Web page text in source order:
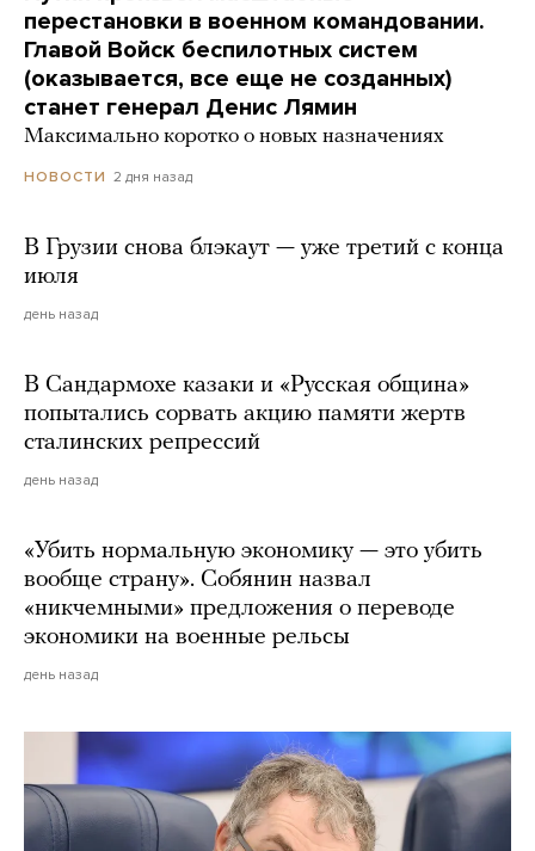
перестановки в военном командовании.
Главой Войск беспилотных систем
(оказывается, все еще не созданных)
станет генерал Денис Лямин
Максимально коротко о новых назначениях
НОВОСТИ 2 дня назад
В Грузии снова блэкаут — уже третий с конца
июля
день назад
В Сандармохе казаки и «Русская община»
попытались сорвать акцию памяти жертв
сталинских репрессий
день назад
«Убить нормальную экономику — это убить
вообще страну». Собянин назвал
«никчемными» предложения о переводе
экономики на военные рельсы
день назад